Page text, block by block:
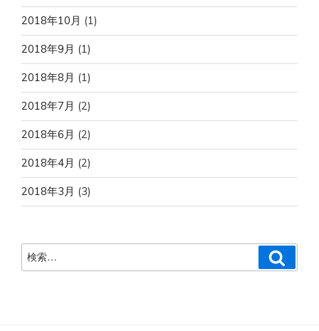
2018年10月 (1)
2018年9月 (1)
2018年8月 (1)
2018年7月 (2)
2018年6月 (2)
2018年4月 (2)
2018年3月 (3)
検
索: